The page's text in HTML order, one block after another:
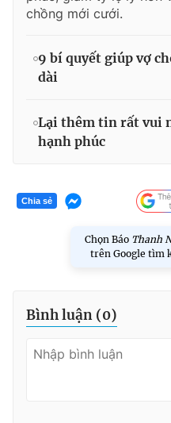
chồng mới cưới.
9 bí quyết giúp vợ
dài
Lại thêm tin rất vui
hạnh phúc
Chia sẻ
Chọn Báo Thanh
trên Google tìm
Bình luận (0)